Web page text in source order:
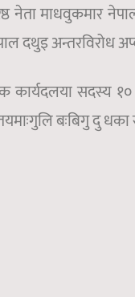
नेता माधवुकमार
दथुइ अन्तरविरोध
कार्यदलया सदस्य
बःबिगु दु धका